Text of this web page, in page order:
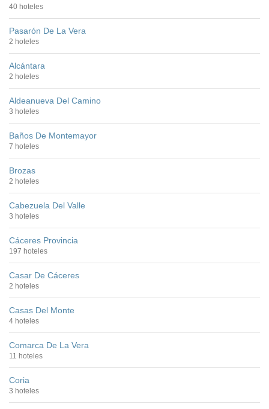
40 hoteles
Pasarón De La Vera
2 hoteles
Alcántara
2 hoteles
Aldeanueva Del Camino
3 hoteles
Baños De Montemayor
7 hoteles
Brozas
2 hoteles
Cabezuela Del Valle
3 hoteles
Cáceres Provincia
197 hoteles
Casar De Cáceres
2 hoteles
Casas Del Monte
4 hoteles
Comarca De La Vera
11 hoteles
Coria
3 hoteles